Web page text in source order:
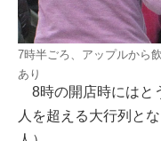
7時半ごろ、アップルから
あり
8時の開店時にはと
人を超える大行列と